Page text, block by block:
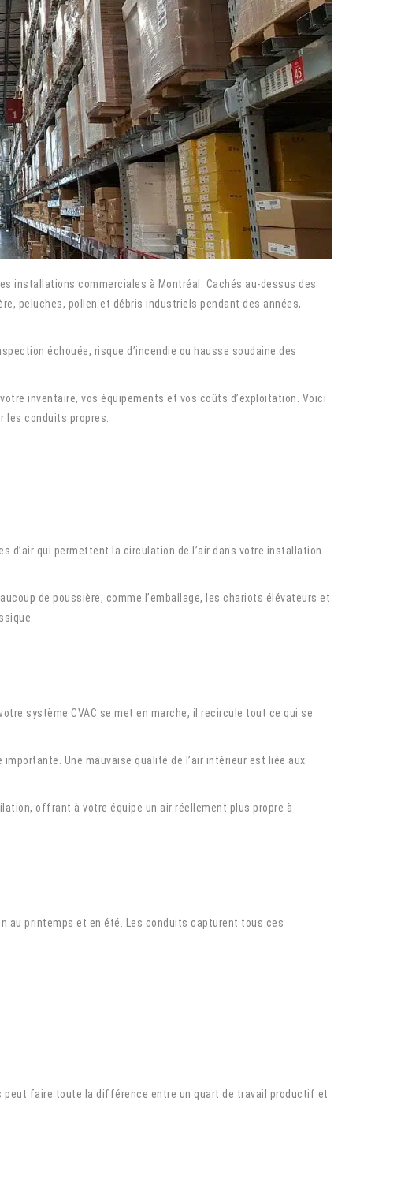
installations commerciales à Montréal. Cachés au-dessus des
peluches, pollen et débris industriels pendant des années,
échouée, risque d’incendie ou hausse soudaine des
inventaire, vos équipements et vos coûts d’exploitation. Voici
conduits propres.
d’air qui permettent la circulation de l’air dans votre installation.
de poussière, comme l’emballage, les chariots élévateurs et
système CVAC se met en marche, il recircule tout ce qui se
Une mauvaise qualité de l’air intérieur est liée aux
offrant à votre équipe un air réellement plus propre à
au printemps et en été. Les conduits capturent tous ces
peut faire toute la différence entre un quart de travail productif et